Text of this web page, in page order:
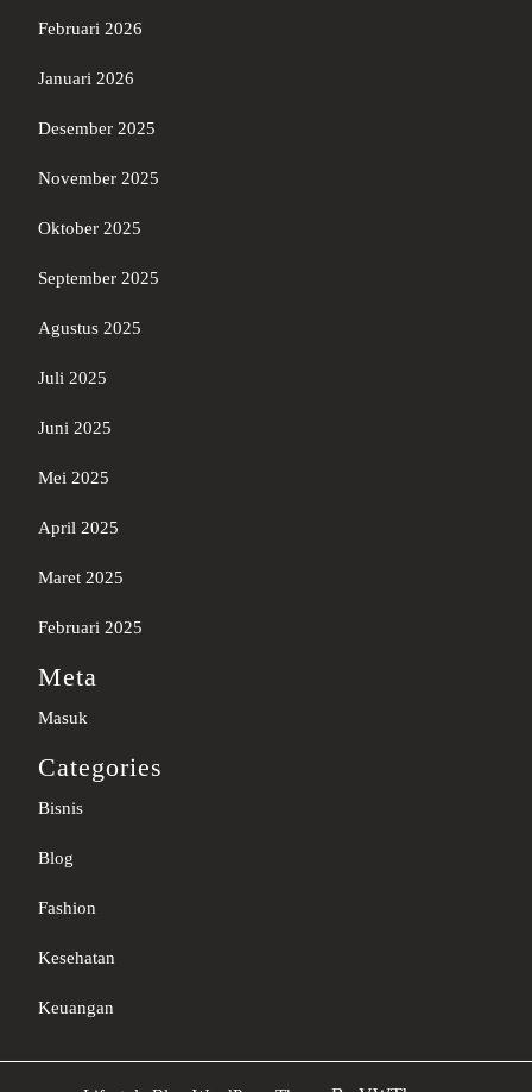
Februari 2026
Januari 2026
Desember 2025
November 2025
Oktober 2025
September 2025
Agustus 2025
Juli 2025
Juni 2025
Mei 2025
April 2025
Maret 2025
Februari 2025
Meta
Masuk
Categories
Bisnis
Blog
Fashion
Kesehatan
Keuangan